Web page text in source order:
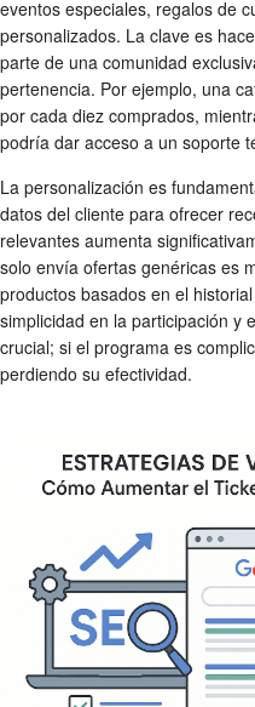
eventos especiales, regalos de
personalizados. La clave es
parte de una comunidad
pertenencia. Por ejemplo, una
por cada diez comprados,
podría dar acceso a un soporte
La personalización es
datos del cliente para ofrecer
relevantes aumenta
solo envía ofertas genéricas es
productos basados en el
simplicidad en la participación y
crucial; si el programa es
perdiendo su efectividad.